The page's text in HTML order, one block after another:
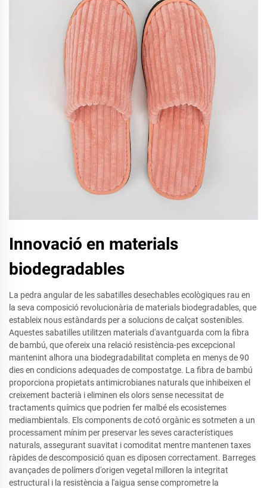
Innovació en materials
biodegradables
La pedra angular de les sabatilles desechables ecològiques rau en
la seva composició revolucionària de materials biodegradables, que
estableix nous estàndards per a solucions de calçat sostenibles.
Aquestes sabatilles utilitzen materials d'avantguarda com la fibra
de bambú, que ofereix una relació resistència-pes excepcional
mantenint alhora una biodegradabilitat completa en menys de 90
dies en condicions adequades de compostatge. La fibra de bambú
proporciona propietats antimicrobianes naturals que inhibeixen el
creixement bacterià i eliminen els olors sense necessitat de
tractaments químics que podrien fer malbé els ecosistemes
mediambientals. Els components de cotó orgànic es sotmeten a un
processament mínim per preservar les seves característiques
naturals, assegurant suavitat i comoditat mentre mantenen taxes
ràpides de descomposició quan es diposen correctament. Barreges
avançades de polímers d'origen vegetal milloren la integritat
estructural i la resistència a l'aigua sense comprometre la